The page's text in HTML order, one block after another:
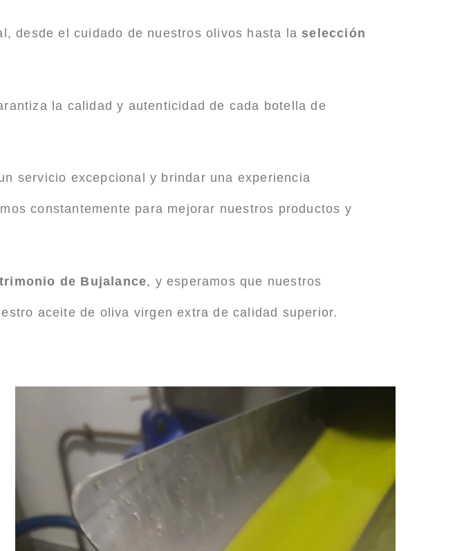
desde el cuidado de nuestros olivos hasta la selección
la calidad y autenticidad de cada botella de
servicio excepcional y brindar una experiencia
constantemente para mejorar nuestros productos y
de Bujalance, y esperamos que nuestros
aceite de oliva virgen extra de calidad superior.